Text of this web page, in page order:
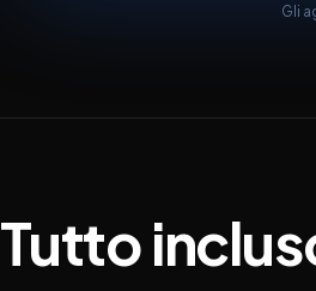
Gli
Tutto